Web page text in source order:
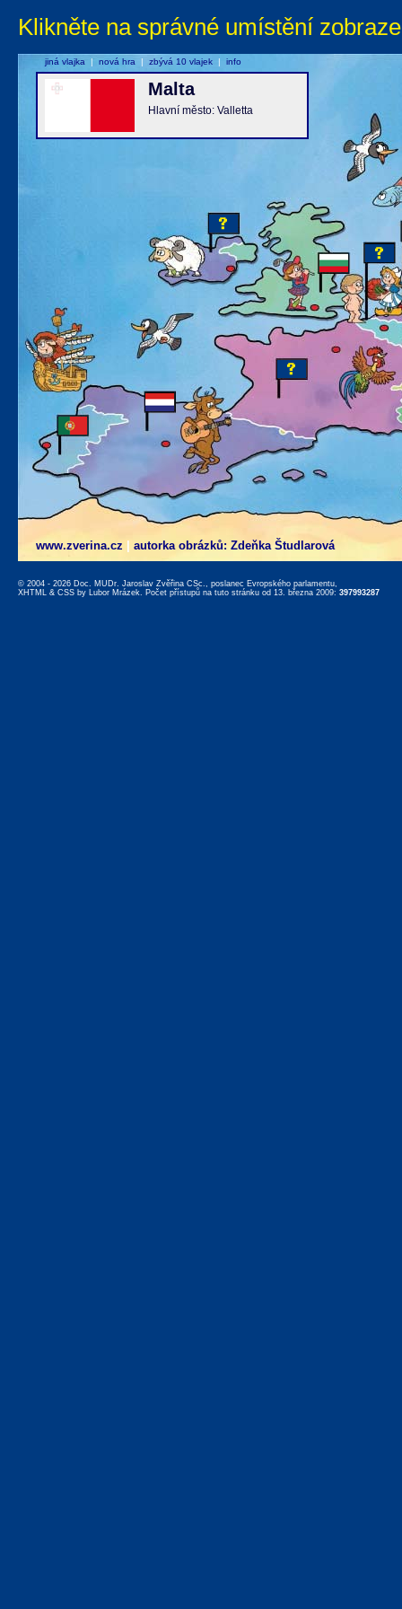
Klikněte na správné umístění
www.zverina.cz autorka obrázků: Zdeňka Študlarová
Malta
Hlavní město: Valletta
jiná vlajka | nová hra | zbývá 10 vlajek | info
© 2004 - 2026 Doc. MUDr. Jaroslav Zvěřina CSc., poslanec Evropského parlamentu,
XHTML & CSS by Lubor Mrázek. Počet přístupů na tuto stránku od 13. března 2009: 397993287